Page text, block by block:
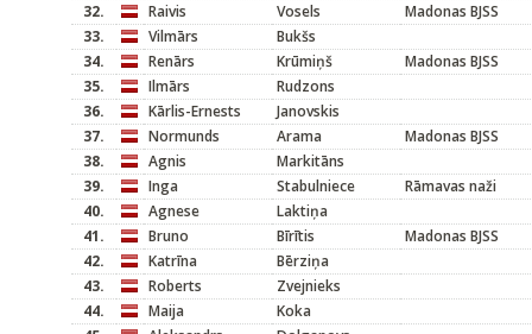
32.
Raivis Vosels
Madonas BJSS
33.
Vilmārs
Bukšs
34.
Renārs Krūmiņš
Madonas BJSS
35.
Ilmārs
Rudzons
36.
Kārlis-Ernests
Janovskis
37.
Normunds Arama
Madonas BJSS
38.
Agnis
Markitāns
39.
Inga Stabulniece
Rāmavas naži
40.
Agnese
Laktiņa
41.
Bruno Bīrītis
Madonas BJSS
42.
Katrīna
Bērziņa
43.
Roberts
Zvejnieks
44.
Maija
Koka